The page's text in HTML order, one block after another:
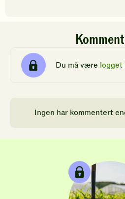
Du må være logget
Ingen har kommentert